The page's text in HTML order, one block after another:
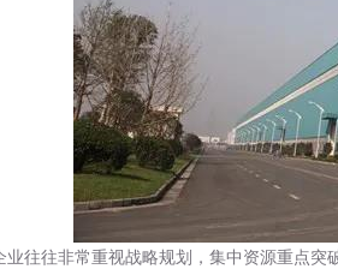
往非常重视战略规划，集中资源重点突